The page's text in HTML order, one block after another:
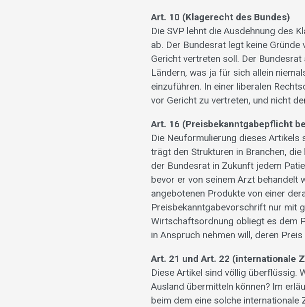
Art. 10 (Klagerecht des Bundes)
Die SVP lehnt die Ausdehnung des
ab. Der Bundesrat legt keine
Gericht vertreten soll. Der
Ländern, was ja für sich allein
einzuführen. In einer liberalen
vor Gericht zu vertreten, und nicht
Art. 16 (Preisbekanntgabepflicht
Die Neuformulierung dieses Artikels
trägt den Strukturen in Branchen,
der Bundesrat in Zukunft jedem
bevor er von seinem Arzt behandelt
angebotenen Produkte von einer
Preisbekanntgabevorschrift nur mit
Wirtschaftsordnung obliegt es dem
in Anspruch nehmen will, deren
Art. 21 und Art. 22 (internationale
Diese Artikel sind völlig überflüssig.
Ausland übermitteln können? Im
beim dem eine solche internationale